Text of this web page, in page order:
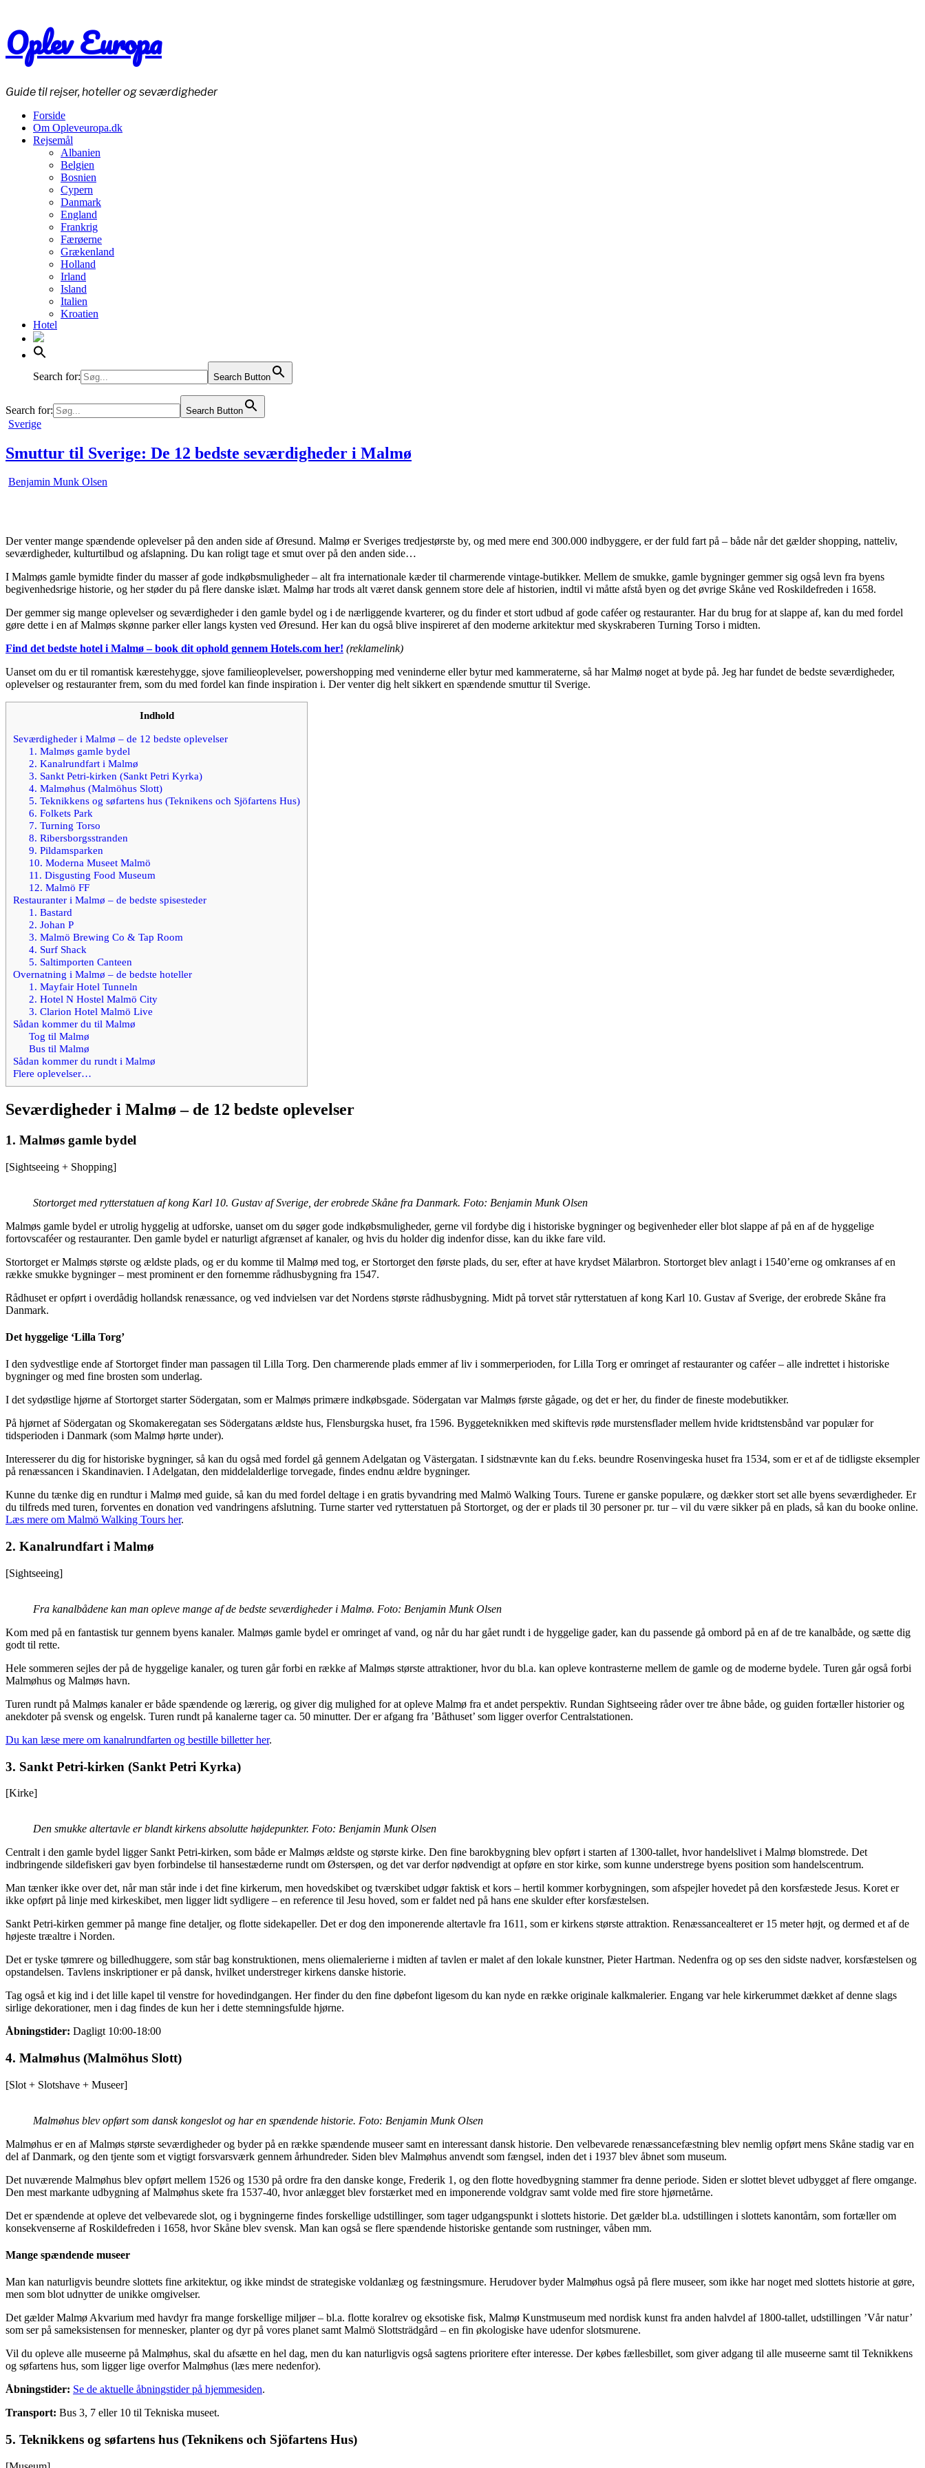
Oplev Europa
Guide til rejser, hoteller og seværdigheder
Forside
Om Opleveuropa.dk
Rejsemål
Albanien
Belgien
Bosnien
Cypern
Danmark
England
Frankrig
Færøerne
Grækenland
Holland
Irland
Island
Italien
Kroatien
Moldova
Norge
Portugal
Schweiz
Serbien
Slovenien
Tyrkiet
Tyskland
Ukraine
Ungarn
Østrig
Hotel
Search for: Search Button
Search for: Search Button
Posted
Sverige
Smuttur til Sverige: De 12 bedste seværdigheder i Malmø
Benjamin Munk Olsen
Der venter mange spændende oplevelser på den anden side af Øresund. Malmø er Sveriges tredjestørste by, og med mere end 300.000 indbyggere, er der fuld fart på – både når det gælder shopping, natteliv,
seværdigheder, kulturtilbud og afslapning. Du kan roligt tage et smut over på den anden side…
I Malmøs gamle bymidte finder du masser af gode indkøbsmuligheder – alt fra internationale kæder til charmerende vintage-butikker. Mellem de smukke, gamle bygninger gemmer sig også levn fra byens
begivenhedsrige historie, og her støder du på flere danske islæt. Malmø har trods alt været dansk gennem store dele af historien, indtil vi måtte afstå byen og det øvrige Skåne ved Roskildefreden i 1658.
Der gemmer sig mange oplevelser og seværdigheder i den gamle bydel og i de nærliggende kvarterer, og du finder et stort udbud af gode caféer og restauranter. Har du brug for at slappe af, kan du med fordel
gøre dette i en af Malmøs skønne parker eller langs kysten ved Øresund. Her kan du også blive inspireret af den moderne arkitektur med skyskraberen Turning Torso i midten.
Find det bedste hotel i Malmø – book dit ophold gennem Hotels.com her! (reklamelink)
Uanset om du er til romantisk kærestehygge, sjove familieoplevelser, powershopping med veninderne eller bytur med kammeraterne, så har Malmø noget at byde på. Jeg har fundet de bedste seværdigheder,
oplevelser og restauranter frem, som du med fordel kan finde inspiration i. Der venter dig helt sikkert en spændende smuttur til Sverige.
Indhold
Seværdigheder i Malmø – de 12 bedste oplevelser
1. Malmøs gamle bydel
2. Kanalrundfart i Malmø
3. Sankt Petri-kirken (Sankt Petri Kyrka)
4. Malmøhus (Malmöhus Slott)
5. Teknikkens og søfartens hus (Teknikens och Sjöfartens Hus)
6. Folkets Park
7. Turning Torso
8. Ribersborgsstranden
9. Pildamsparken
10. Moderna Museet Malmö
11. Disgusting Food Museum
12. Malmö FF
Restauranter i Malmø – de bedste spisesteder
1. Bastard
2. Johan P
3. Malmö Brewing Co & Tap Room
4. Surf Shack
5. Saltimporten Canteen
Overnatning i Malmø – de bedste hoteller
1. Mayfair Hotel Tunneln
2. Hotel N Hostel Malmö City
3. Clarion Hotel Malmö Live
Sådan kommer du til Malmø
Tog til Malmø
Bus til Malmø
Sådan kommer du rundt i Malmø
Flere oplevelser…
Seværdigheder i Malmø – de 12 bedste oplevelser
1. Malmøs gamle bydel
[Sightseeing + Shopping]
Stortorget med rytterstatuen af kong Karl 10. Gustav af Sverige, der erobrede Skåne fra Danmark. Foto: Benjamin Munk Olsen
Malmøs gamle bydel er utrolig hyggelig at udforske, uanset om du søger gode indkøbsmuligheder, gerne vil fordybe dig i historiske bygninger og begivenheder eller blot slappe af på en af de hyggelige
fortovscaféer og restauranter. Den gamle bydel er naturligt afgrænset af kanaler, og hvis du holder dig indenfor disse, kan du ikke fare vild.
Stortorget er Malmøs største og ældste plads, og er du komme til Malmø med tog, er Stortorget den første plads, du ser, efter at have krydset Mälarbron. Stortorget blev anlagt i 1540’erne og omkranses af en
række smukke bygninger – mest prominent er den fornemme rådhusbygning fra 1547.
Rådhuset er opført i overdådig hollandsk renæssance, og ved indvielsen var det Nordens største rådhusbygning. Midt på torvet står rytterstatuen af kong Karl 10. Gustav af Sverige, der erobrede Skåne fra
Danmark.
Det hyggelige ‘Lilla Torg’
I den sydvestlige ende af Stortorget finder man passagen til Lilla Torg. Den charmerende plads emmer af liv i sommerperioden, for Lilla Torg er omringet af restauranter og caféer – alle indrettet i historiske
bygninger og med fine brosten som underlag.
I det sydøstlige hjørne af Stortorget starter Södergatan, som er Malmøs primære indkøbsgade. Södergatan var Malmøs første gågade, og det er her, du finder de fineste modebutikker.
På hjørnet af Södergatan og Skomakeregatan ses Södergatans ældste hus, Flensburgska huset, fra 1596. Byggeteknikken med skiftevis røde murstensflader mellem hvide kridtstensbånd var populær for
tidsperioden i Danmark (som Malmø hørte under).
Interesserer du dig for historiske bygninger, så kan du også med fordel gå gennem Adelgatan og Västergatan. I sidstnævnte kan du f.eks. beundre Rosenvingeska huset fra 1534, som er et af de tidligste eksempler
på renæssancen i Skandinavien. I Adelgatan, den middelalderlige torvegade, findes endnu ældre bygninger.
Kunne du tænke dig en rundtur i Malmø med guide, så kan du med fordel deltage i en gratis byvandring med Malmö Walking Tours. Turene er ganske populære, og dækker stort set alle byens seværdigheder. Er
du tilfreds med turen, forventes en donation ved vandringens afslutning. Turne starter ved rytterstatuen på Stortorget, og der er plads til 30 personer pr. tur – vil du være sikker på en plads, så kan du booke online.
Læs mere om Malmö Walking Tours her.
2. Kanalrundfart i Malmø
[Sightseeing]
Fra kanalbådene kan man opleve mange af de bedste seværdigheder i Malmø. Foto: Benjamin Munk Olsen
Kom med på en fantastisk tur gennem byens kanaler. Malmøs gamle bydel er omringet af vand, og når du har gået rundt i de hyggelige gader, kan du passende gå ombord på en af de tre kanalbåde, og sætte dig
godt til rette.
Hele sommeren sejles der på de hyggelige kanaler, og turen går forbi en række af Malmøs største attraktioner, hvor du bl.a. kan opleve kontrasterne mellem de gamle og de moderne bydele. Turen går også forbi
Malmøhus og Malmøs havn.
Turen rundt på Malmøs kanaler er både spændende og lærerig, og giver dig mulighed for at opleve Malmø fra et andet perspektiv. Rundan Sightseeing råder over tre åbne både, og guiden fortæller historier og
anekdoter på svensk og engelsk. Turen rundt på kanalerne tager ca. 50 minutter. Der er afgang fra ’Båthuset’ som ligger overfor Centralstationen.
Du kan læse mere om kanalrundfarten og bestille billetter her.
3. Sankt Petri-kirken (Sankt Petri Kyrka)
[Kirke]
Den smukke altertavle er blandt kirkens absolutte højdepunkter. Foto: Benjamin Munk Olsen
Centralt i den gamle bydel ligger Sankt Petri-kirken, som både er Malmøs ældste og største kirke. Den fine barokbygning blev opført i starten af 1300-tallet, hvor handelslivet i Malmø blomstrede. Det
indbringende sildefiskeri gav byen forbindelse til hansestæderne rundt om Østersøen, og det var derfor nødvendigt at opføre en stor kirke, som kunne understrege byens position som handelscentrum.
Man tænker ikke over det, når man står inde i det fine kirkerum, men hovedskibet og tværskibet udgør faktisk et kors – hertil kommer korbygningen, som afspejler hovedet på den korsfæstede Jesus. Koret er
ikke opført på linje med kirkeskibet, men ligger lidt sydligere – en reference til Jesu hoved, som er faldet ned på hans ene skulder efter korsfæstelsen.
Sankt Petri-kirken gemmer på mange fine detaljer, og flotte sidekapeller. Det er dog den imponerende altertavle fra 1611, som er kirkens største attraktion. Renæssancealteret er 15 meter højt, og dermed et af de
højeste træaltre i Norden.
Det er tyske tømrere og billedhuggere, som står bag konstruktionen, mens oliemalerierne i midten af tavlen er malet af den lokale kunstner, Pieter Hartman. Nedenfra og op ses den sidste nadver, korsfæstelsen og
opstandelsen. Tavlens inskriptioner er på dansk, hvilket understreger kirkens danske historie.
Tag også et kig ind i det lille kapel til venstre for hovedindgangen. Her finder du den fine døbefont ligesom du kan nyde en række originale kalkmalerier. Engang var hele kirkerummet dækket af denne slags
sirlige dekorationer, men i dag findes de kun her i dette stemningsfulde hjørne.
Åbningstider: Dagligt 10:00-18:00
4. Malmøhus (Malmöhus Slott)
[Slot + Slotshave + Museer]
Malmøhus blev opført som dansk kongeslot og har en spændende historie. Foto: Benjamin Munk Olsen
Malmøhus er en af Malmøs største seværdigheder og byder på en række spændende museer samt en interessant dansk historie. Den velbevarede renæssancefæstning blev nemlig opført mens Skåne stadig var en
del af Danmark, og den tjente som et vigtigt forsvarsværk gennem århundreder. Siden blev Malmøhus anvendt som fængsel, inden det i 1937 blev åbnet som museum.
Det nuværende Malmøhus blev opført mellem 1526 og 1530 på ordre fra den danske konge, Frederik 1, og den flotte hovedbygning stammer fra denne periode. Siden er slottet blevet udbygget af flere omgange.
Den mest markante udbygning af Malmøhus skete fra 1537-40, hvor anlægget blev forstærket med en imponerende voldgrav samt volde med fire store hjørnetårne.
Det er spændende at opleve det velbevarede slot, og i bygningerne findes forskellige udstillinger, som tager udgangspunkt i slottets historie. Det gælder bl.a. udstillingen i slottets kanontårn, som fortæller om
konsekvenserne af Roskildefreden i 1658, hvor Skåne blev svensk. Man kan også se flere spændende historiske gentande som rustninger, våben mm.
Mange spændende museer
Man kan naturligvis beundre slottets fine arkitektur, og ikke mindst de strategiske voldanlæg og fæstningsmure. Herudover byder Malmøhus også på flere museer, som ikke har noget med slottets historie at gøre,
men som blot udnytter de unikke omgivelser.
Det gælder Malmø Akvarium med havdyr fra mange forskellige miljøer – bl.a. flotte koralrev og eksotiske fisk, Malmø Kunstmuseum med nordisk kunst fra anden halvdel af 1800-tallet, udstillingen ’Vår natur’
som ser på sameksistensen for mennesker, planter og dyr på vores planet samt Malmö Slottsträdgård – en fin økologiske have udenfor slotsmurene.
Vil du opleve alle museerne på Malmøhus, skal du afsætte en hel dag, men du kan naturligvis også sagtens prioritere efter interesse. Der købes fællesbillet, som giver adgang til alle museerne samt til Teknikkens
og søfartens hus, som ligger lige overfor Malmøhus (læs mere nedenfor).
Åbningstider: Se de aktuelle åbningstider på hjemmesiden.
Transport: Bus 3, 7 eller 10 til Tekniska museet.
5. Teknikkens og søfartens hus (Teknikens och Sjöfartens Hus)